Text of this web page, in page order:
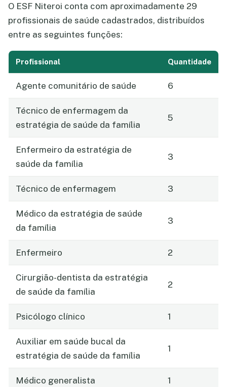
O ESF Niteroi conta com aproximadamente 29
profissionais de saúde cadastrados, distribuídos
entre as seguintes funções:
Profissional Quantidade
Agente comunitário de saúde 6
Técnico de enfermagem da
estratégia de saúde da família
5
Enfermeiro da estratégia de
saúde da família
3
Técnico de enfermagem 3
Médico da estratégia de saúde
da família
3
Enfermeiro 2
Cirurgião-dentista da estratégia
de saúde da família
2
Psicólogo clínico 1
Auxiliar em saúde bucal da
estratégia de saúde da família
1
Médico generalista 1